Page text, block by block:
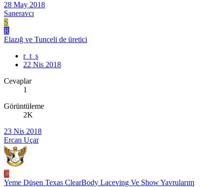
28 May 2018
Saneravcı
S
R
Elazığ ve Tunceli de üretici
r_t_s
22 Nis 2018
Cevaplar
1
Görüntüleme
2K
23 Nis 2018
Ercan Uçar
C
Yeme Düşen Texas ClearBody Laceving Ve Show Yavrularım